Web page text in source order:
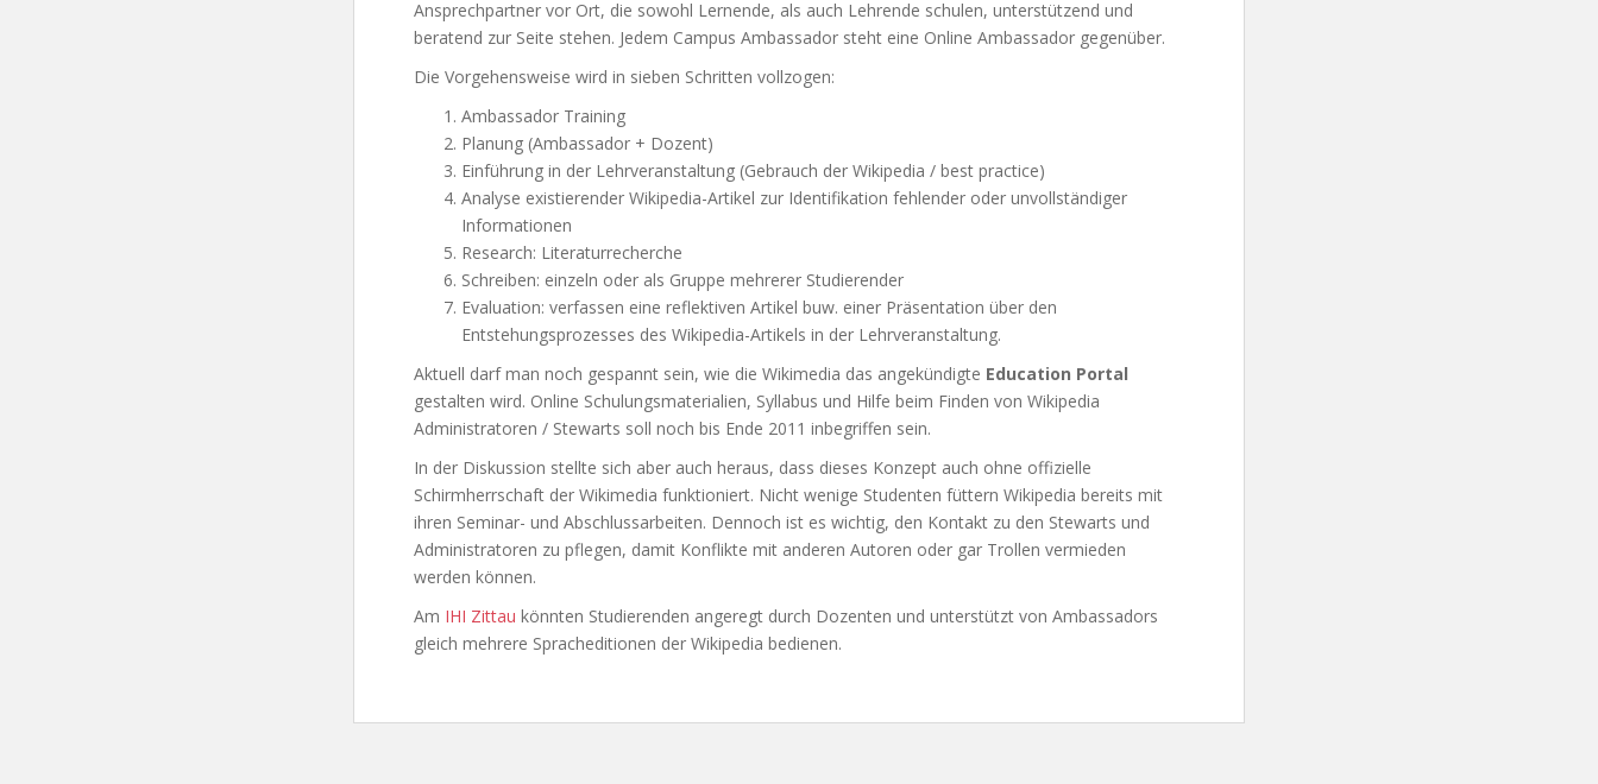
Ansprechpartner vor Ort, die sowohl Lernende, als auch Lehrende schulen, unterstützend und
beratend zur Seite stehen. Jedem Campus Ambassador steht eine Online Ambassador gegenüber.
Die Vorgehensweise wird in sieben Schritten vollzogen:
Ambassador Training
Planung (Ambassador + Dozent)
Einführung in der Lehrveranstaltung (Gebrauch der Wikipedia / best practice)
Analyse existierender Wikipedia-Artikel zur Identifikation fehlender oder unvollständiger
Informationen
Research: Literaturrecherche
Schreiben: einzeln oder als Gruppe mehrerer Studierender
Evaluation: verfassen eine reflektiven Artikel buw. einer Präsentation über den
Entstehungsprozesses des Wikipedia-Artikels in der Lehrveranstaltung.
Aktuell darf man noch gespannt sein, wie die Wikimedia das angekündigte Education Portal
gestalten wird. Online Schulungsmaterialien, Syllabus und Hilfe beim Finden von Wikipedia
Administratoren / Stewarts soll noch bis Ende 2011 inbegriffen sein.
In der Diskussion stellte sich aber auch heraus, dass dieses Konzept auch ohne offizielle
Schirmherrschaft der Wikimedia funktioniert. Nicht wenige Studenten füttern Wikipedia bereits mit
ihren Seminar- und Abschlussarbeiten. Dennoch ist es wichtig, den Kontakt zu den Stewarts und
Administratoren zu pflegen, damit Konflikte mit anderen Autoren oder gar Trollen vermieden
werden können.
Am IHI Zittau könnten Studierenden angeregt durch Dozenten und unterstützt von Ambassadors
gleich mehrere Spracheditionen der Wikipedia bedienen.